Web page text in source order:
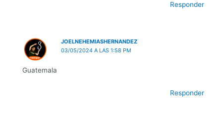
Responder
JOELNEHEMIASHERNANDEZ
03/05/2024 A LAS 1:58 PM
Guatemala
Responder